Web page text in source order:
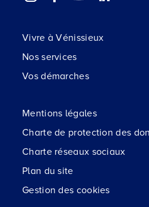
Vivre à Vénissieux
Nos services
Vos démarches
Mentions légales
Charte de protection des
Charte réseaux sociaux
Plan du site
Gestion des cookies